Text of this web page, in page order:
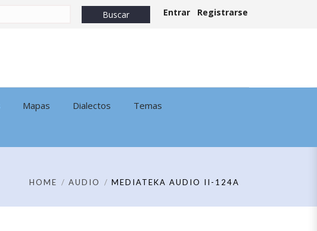
Entrar Registrarse
Mapas Dialectos Temas
HOME AUDIO MEDIATEKA AUDIO II-124A